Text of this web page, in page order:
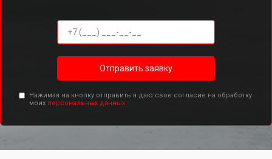
Отправить заявку
Нажимая на кнопку отправить я даю свое согласие на обработку
моих персональных данных.